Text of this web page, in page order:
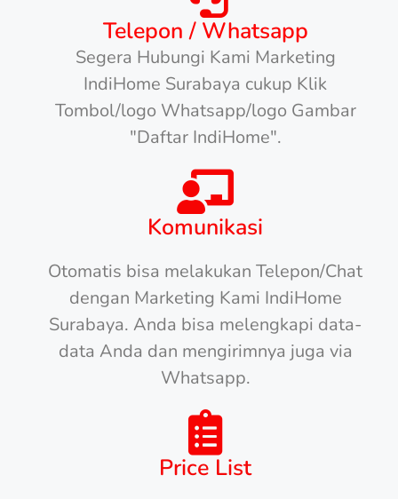
Telepon / Whatsapp
Segera Hubungi Kami Marketing
IndiHome Surabaya cukup Klik
Tombol/logo Whatsapp/logo Gambar
"Daftar IndiHome".
Komunikasi
Otomatis bisa melakukan Telepon/Chat
dengan Marketing Kami IndiHome
Surabaya. Anda bisa melengkapi data-
data Anda dan mengirimnya juga via
Whatsapp.
Price List